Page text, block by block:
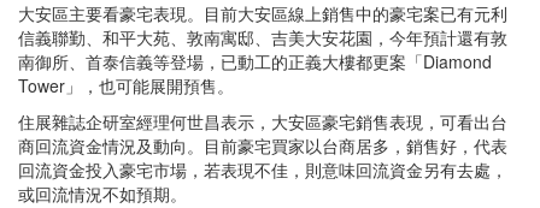
大安區主要看豪宅表現。目前大安區線上銷售中的豪宅案已有元利
信義聯勤、和平大苑、敦南寓邸、吉美大安花園，今年預計還有敦
南御所、首泰信義等登場，已動工的正義大樓都更案「Diamond
Tower」，也可能展開預售。
住展雜誌企研室經理何世昌表示，大安區豪宅銷售表現，可看出台
商回流資金情況及動向。目前豪宅買家以台商居多，銷售好，代表
回流資金投入豪宅市場，若表現不佳，則意味回流資金另有去處，
或回流情況不如預期。